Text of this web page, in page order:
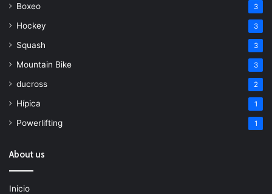
Boxeo 3
Hockey 3
Squash 3
Mountain Bike 3
ducross 2
Hípica 1
Powerlifting 1
About us
Inicio